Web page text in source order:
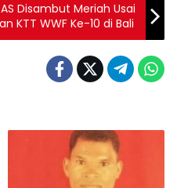
Disambut Meriah Usai
KTT WWF Ke-10 di Bali